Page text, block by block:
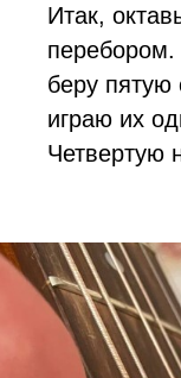
Итак,
беру пятую
играю их
Четвертую